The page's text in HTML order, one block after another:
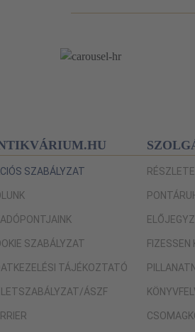
SZABÁLYZAT
SZABÁLYZAT
TÁJÉKOZTATÓ
ÁSZF
FIZESSEN